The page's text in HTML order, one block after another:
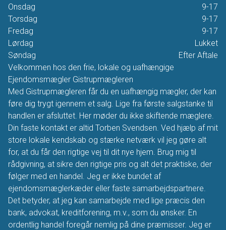
Onsdag
9-17
Torsdag
9-17
Fredag
9-17
Lørdag
Lukket
Søndag
Efter Aftale
Velkommen hos den frie, lokale og uafhængige
Ejendomsmægler Gistrupmægleren
Med Gistrupmægleren får du en uafhængig mægler, der kan
føre dig trygt igennem et salg. Lige fra første salgstanke til
handlen er afsluttet. Her møder du ikke skiftende mæglere.
Din faste kontakt er altid Torben Svendsen. Ved hjælp af mit
store lokale kendskab og stærke netværk vil jeg gøre alt
for, at du får den rigtige vej til dit nye hjem. Brug mig til
rådgivning, at sikre den rigtige pris og alt det praktiske, der
følger med en handel. Jeg er ikke bundet af
ejendomsmæglerkæder eller faste samarbejdspartnere.
Det betyder, at jeg kan samarbejde med lige præcis den
bank, advokat, kreditforening, m.v., som du ønsker. En
ordentlig handel foregår nemlig på dine præmisser. Jeg er